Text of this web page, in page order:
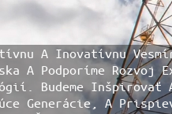
A Inovatívnu
A Podporíme Rozvoj
Budeme Inšpirovať
Generácie, A